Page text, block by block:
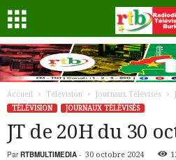
Accueil Télévision Journaux Télévisés
TÉLÉVISION
JOURNAUX TÉLÉVISÉS
JT de 20H du 30
Par RTBMULTIMEDIA - 30 octobre 2024